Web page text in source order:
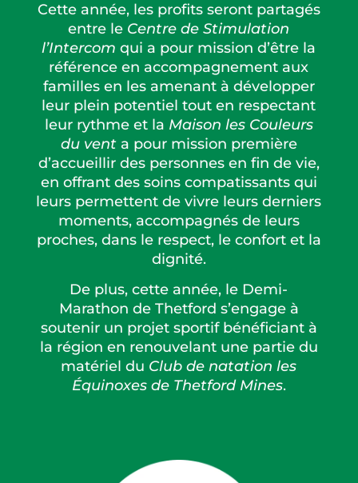
Cette année, les profits seront partagés
entre le Centre de Stimulation
l’Intercom qui a pour mission d’être la
référence en accompagnement aux
familles en les amenant à développer
leur plein potentiel tout en respectant
leur rythmeet la Maison les Couleurs
du vent a pour mission première
d’accueillir des personnes en fin de vie,
en offrant des soins compatissants qui
leurs permettent de vivre leurs derniers
moments, accompagnés de leurs
proches, dans le respect, le confort et la
dignité.
De plus, cette année, le Demi-
Marathon de Thetford s’engage à
soutenir un projet sportif bénéficiant à
la région en renouvelant une partie du
matériel du Club de natation les
Équinoxes de Thetford Mines.